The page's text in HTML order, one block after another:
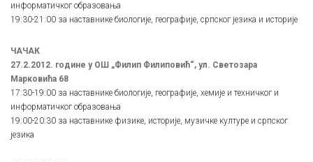
информатичког образовања
19:30-21:00 за наставнике биологије, географије, српског језика и историје
ЧАЧАК
27.2.2012. године у ОШ „Филип Филиповић“, ул. Светозара
Марковића 68
17:30-19:00 за наставнике биологије, географије, хемије и техничког и
информатичког образовања
19:00-20:30 за наставнике физике, историје, музичке културе и српског
језика